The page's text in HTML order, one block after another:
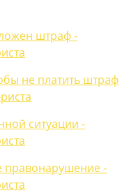
штраф -
не платить штраф
ситуации -
правонарушение -